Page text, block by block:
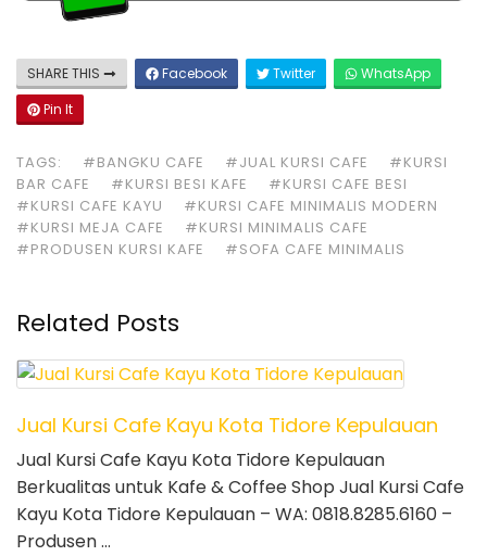
SHARE THIS Facebook Twitter
WhatsApp
Pin It
TAGS: #BANGKU CAFE #JUAL KURSI CAFE
#KURSI
BAR CAFE
#KURSI BESI KAFE
#KURSI CAFE BESI
#KURSI CAFE KAYU
#KURSI CAFE MINIMALIS MODERN
#KURSI MEJA CAFE
#KURSI MINIMALIS CAFE
#PRODUSEN KURSI KAFE
#SOFA CAFE MINIMALIS
Related Posts
Jual Kursi Cafe Kayu Kota Tidore Kepulauan
Jual Kursi Cafe Kayu Kota Tidore Kepulauan
Berkualitas untuk Kafe & Coffee Shop Jual Kursi Cafe
Kayu Kota Tidore Kepulauan – WA: 0818.8285.6160 –
Produsen …